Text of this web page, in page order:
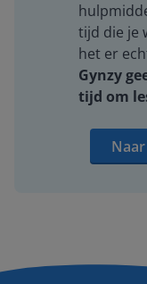
tijd die je
het er
Gynzy
tijd om